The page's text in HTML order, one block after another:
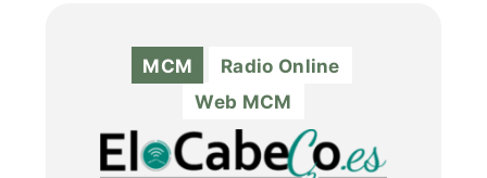
MCM
Radio Online
Web MCM